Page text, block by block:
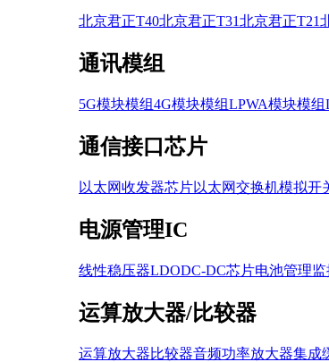
北京君正T40北京君正T31北京君正T21
通讯模组
5G模块模组4G模块模组LPWA模块模组
通信接口芯片
以太网收发器芯片以太网交换机模拟开
电源管理IC
线性稳压器LDODC-DC芯片电池管理
运算放大器/比较器
运算放大器比较器音频功率放大器集成